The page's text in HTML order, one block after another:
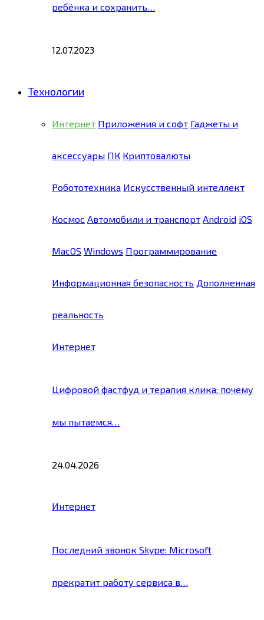
ребёнка и сохранить…
12.07.2023
Технологии
Интернет Приложения и софт Гаджеты и
аксессуары ПК Криптовалюты
Робототехника Искусственный интеллект
Космос Автомобили и транспорт Android iOS
MacOS Windows Программирование
Информационная безопасность Дополненная
реальность
Интернет
Цифровой фастфуд и терапия клика: почему
мы пытаемся…
24.04.2026
Интернет
Последний звонок Skype: Microsoft
прекратит работу сервиса в…